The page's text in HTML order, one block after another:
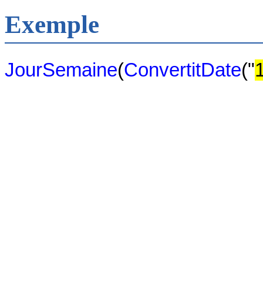
Exemple
JourSemaine(ConvertitDate("